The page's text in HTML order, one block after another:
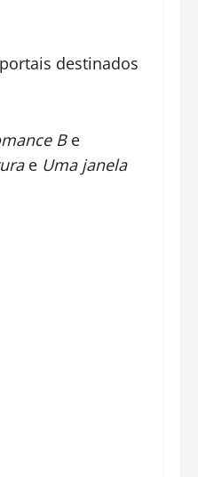
destinados
Be
e Uma janela